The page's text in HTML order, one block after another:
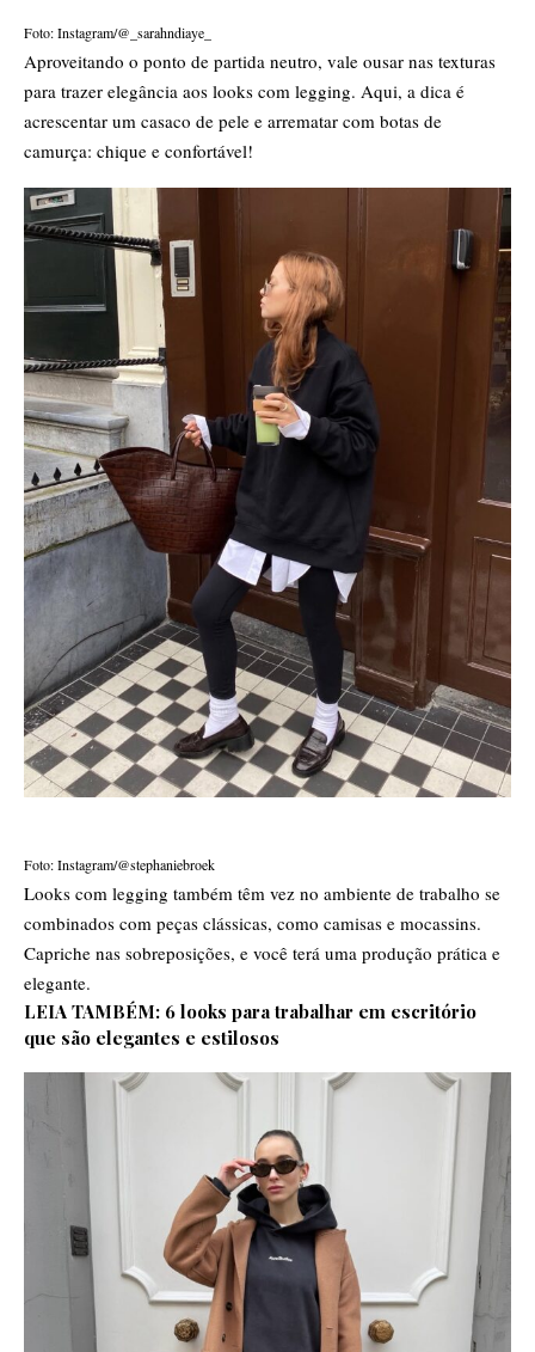
Foto: Instagram/@_sarahndiaye_
Aproveitando o ponto de partida neutro, vale ousar nas texturas
para trazer elegância aos looks com legging. Aqui, a dica é
acrescentar um casaco de pele e arrematar com botas de
camurça: chique e confortável!
Foto: Instagram/@stephaniebroek
Looks com legging também têm vez no ambiente de trabalho se
combinados com peças clássicas, como camisas e mocassins.
Capriche nas sobreposições, e você terá uma produção prática e
elegante.
LEIA TAMBÉM: 6 looks para trabalhar em escritório
que são elegantes e estilosos